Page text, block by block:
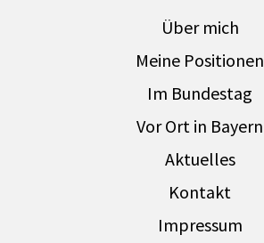
Über mich
Meine Positionen
Im Bundestag
Vor Ort in Bayern
Aktuelles
Kontakt
Impressum